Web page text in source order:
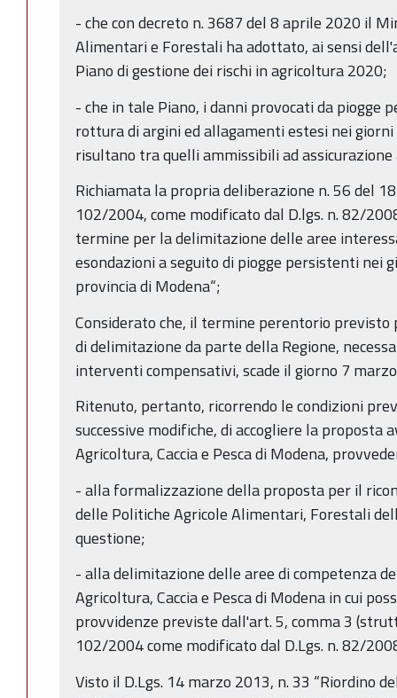
- che con decreto n. 3687 del 8 aprile 2020 il
Alimentari e Forestali ha adottato, ai sensi
Piano di gestione dei rischi in agricoltura 2020;
- che in tale Piano, i danni provocati da piogge
rottura di argini ed allagamenti estesi nei
risultano tra quelli ammissibili ad
Richiamata la propria deliberazione n. 56 del
102/2004, come modificato dal D.lgs. n. 82/
termine per la delimitazione delle aree
esondazioni a seguito di piogge persistenti nei
provincia di Modena“;
Considerato che, il termine perentorio
di delimitazione da parte della Regione,
interventi compensativi, scade il giorno 7
Ritenuto, pertanto, ricorrendo le condizioni
successive modifiche, di accogliere la
Agricoltura, Caccia e Pesca di Modena,
- alla formalizzazione della proposta per il
delle Politiche Agricole Alimentari, Forestali
questione;
- alla delimitazione delle aree di competenza
Agricoltura, Caccia e Pesca di Modena in cui
provvidenze previste dall'art. 5, comma 3
102/2004 come modificato dal D.Lgs. n. 82/
Visto il D.Lgs. 14 marzo 2013, n. 33 “Riordino